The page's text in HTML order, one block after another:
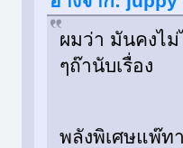
ผมว่า มันคงไ
ๆถ๊านับเรื่อง
พลังพิเศษแพ๊ท